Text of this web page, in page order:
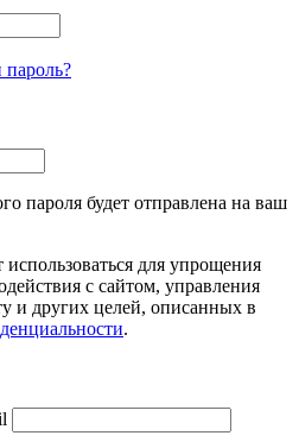
пароля будет отправлена на ваш
для упрощения
с сайтом, управления
и других целей, описанных в
.